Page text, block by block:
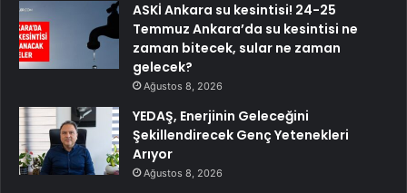
ASKİ Ankara su kesintisi! 24-25
Temmuz Ankara’da su kesintisi ne
zaman bitecek, sular ne zaman
gelecek?
Ağustos 8, 2026
YEDAŞ, Enerjinin Geleceğini
Şekillendirecek Genç Yetenekleri
Arıyor
Ağustos 8, 2026